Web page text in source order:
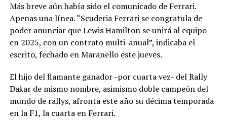
Más breve aún había sido el comunicado de Ferrari.
Apenas una línea. “Scuderia Ferrari se congratula de
poder anunciar que Lewis Hamilton se unirá al equipo
en 2025, con un contrato multi-anual”, indicaba el
escrito, fechado en Maranello este jueves.
El hijo del flamante ganador -por cuarta vez- del Rally
Dakar de mismo nombre, asimismo doble campeón del
mundo de rallys, afronta este año su décima temporada
en la F1, la cuarta en Ferrari.